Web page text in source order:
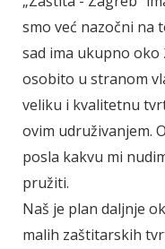
smo već nazočni na
sad ima ukupno oko
osobito u stranom
veliku i kvalitetnu
ovim udruživanjem.
posla kakvu mi
pružiti.
Naš je plan daljnje
malih zaštitarskih